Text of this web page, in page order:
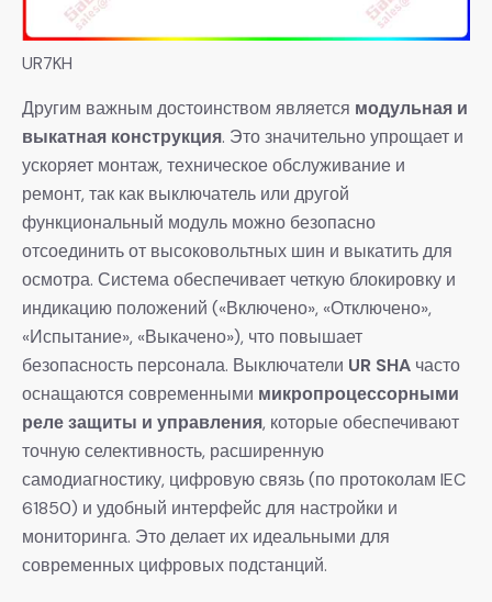
UR7KH
Другим важным достоинством является модульная и
выкатная конструкция. Это значительно упрощает и
ускоряет монтаж, техническое обслуживание и
ремонт, так как выключатель или другой
функциональный модуль можно безопасно
отсоединить от высоковольтных шин и выкатить для
осмотра. Система обеспечивает четкую блокировку и
индикацию положений («Включено», «Отключено»,
«Испытание», «Выкачено»), что повышает
безопасность персонала. Выключатели UR SHA ​ часто
оснащаются современными микропроцессорными
реле защиты и управления, которые обеспечивают
точную селективность, расширенную
самодиагностику, цифровую связь (по протоколам IEC
61850) и удобный интерфейс для настройки и
мониторинга. Это делает их идеальными для
современных цифровых подстанций.